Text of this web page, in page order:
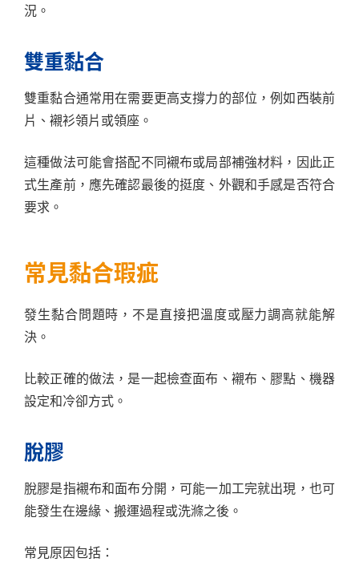
況。
雙重黏合
雙重黏合通常用在需要更高支撐力的部位，例如西裝前
片、襯衫領片或領座。
這種做法可能會搭配不同襯布或局部補強材料，因此正
式生產前，應先確認最後的挺度、外觀和手感是否符合
要求。
常見黏合瑕疵
發生黏合問題時，不是直接把溫度或壓力調高就能解
決。
比較正確的做法，是一起檢查面布、襯布、膠點、機器
設定和冷卻方式。
脫膠
脫膠是指襯布和面布分開，可能一加工完就出現，也可
能發生在邊緣、搬運過程或洗滌之後。
常見原因包括：